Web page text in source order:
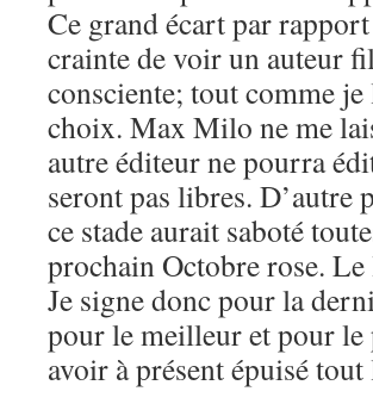
Ce grand écart par
crainte de voir un auteur
consciente; tout comme
choix. Max Milo ne me
autre éditeur ne pourra
seront pas libres. D’autre
ce stade aurait saboté
prochain Octobre rose.
Je signe donc pour la
pour le meilleur et pour le
avoir à présent épuisé